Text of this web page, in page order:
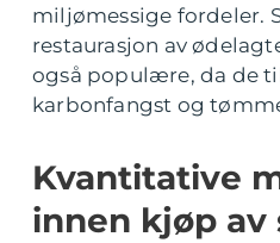
miljømessige fordeler.
restaurasjon av
også populære, da de
karbonfangst og
Kvantitative
innen kjøp av